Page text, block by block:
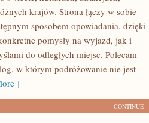
krajów. Strona łączy w sobie
sposobem opowiadania, dzięki
pomysły na wyjazd, jak i
do odległych miejsc. Polecam
w którym podróżowanie nie jest
]
CONTINUE